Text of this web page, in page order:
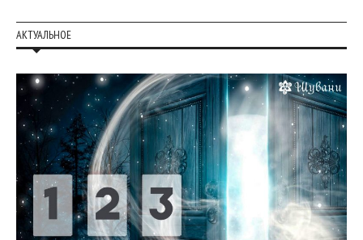
АКТУАЛЬНОЕ